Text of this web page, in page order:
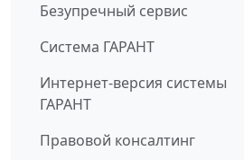
Безупречный сервис
Система ГАРАНТ
Интернет-версия системы
ГАРАНТ
Правовой консалтинг